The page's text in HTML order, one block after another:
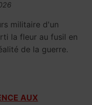
militaire d'un
la fleur au fusil en
de la guerre.
AUX